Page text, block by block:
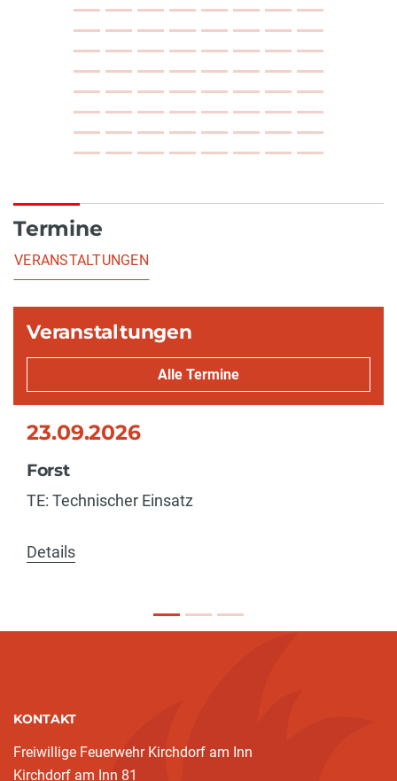
Termine
VERANSTALTUNGEN
Veranstaltungen
Alle Termine
23.09.2026
Forst
TE: Technischer Einsatz
Details
KONTAKT
Freiwillige Feuerwehr Kirchdorf am Inn
Kirchdorf am Inn 81